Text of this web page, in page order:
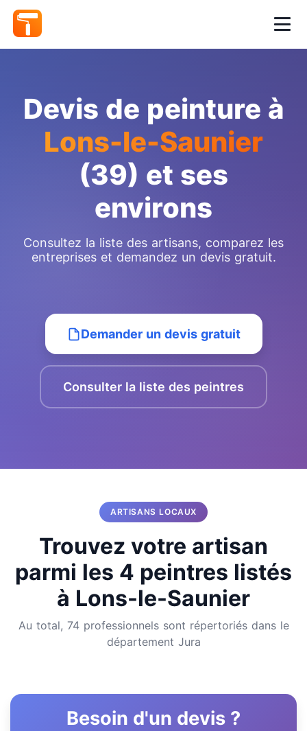
Devis de peinture à
Lons-le-Saunier
(39) et ses
environs
Consultez la liste des artisans, comparez les
entreprises et demandez un devis gratuit.
Demander un devis gratuit
Consulter la liste des peintres
ARTISANS LOCAUX
Trouvez votre artisan
parmi les 4 peintres listés
à Lons-le-Saunier
Au total, 74 professionnels sont répertoriés dans le
département Jura
Besoin d'un devis ?